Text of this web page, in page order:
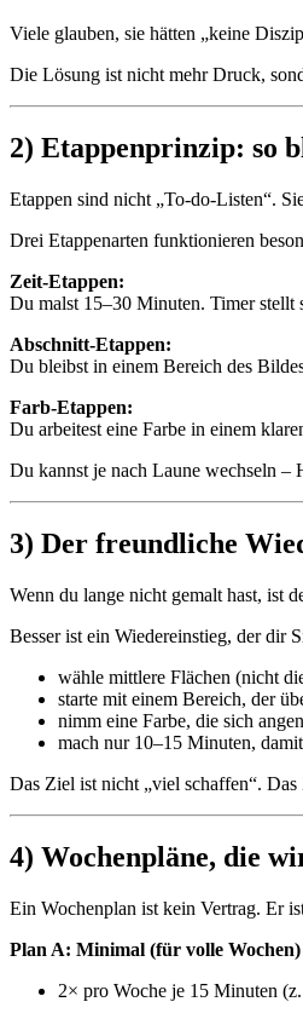
Viele glauben, sie hätten „keine
Die Lösung ist nicht mehr Druck,
2) Etappenprinzip: so
Etappen sind nicht „To-do-Listen“.
Drei Etappenarten funktionieren
Zeit-Etappen:
Du malst 15–30 Minuten. Timer stellt
Abschnitt-Etappen:
Du bleibst in einem Bereich des
Farb-Etappen:
Du arbeitest eine Farbe in einem
Du kannst je nach Laune wechseln –
3) Der freundliche
Wenn du lange nicht gemalt hast, ist
Besser ist ein Wiedereinstieg, der dir
wähle mittlere Flächen (nicht
starte mit einem Bereich, der
nimm eine Farbe, die sich
mach nur 10–15 Minuten,
Das Ziel ist nicht „viel schaffen“.
4) Wochenpläne, die
Ein Wochenplan ist kein Vertrag. Er
Plan A: Minimal (für volle Wochen)
2× pro Woche je 15 Minuten